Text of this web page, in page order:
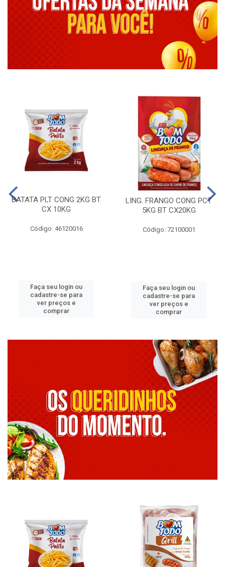
BATATA PLT CONG 2KG BT
CX 10KG
Código: 46120016
Faça seu login ou
cadastre-se para
ver preços e
comprar
LING. FRANGO CONG PCT
5KG BT CX20KG
Código: 72100001
Faça seu login ou
cadastre-se para
ver preços e
comprar